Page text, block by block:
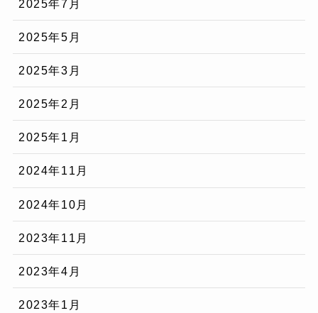
2025年7月
2025年5月
2025年3月
2025年2月
2025年1月
2024年11月
2024年10月
2023年11月
2023年4月
2023年1月